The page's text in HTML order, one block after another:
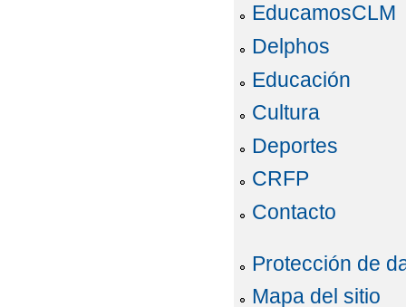
EducamosCLM
Delphos
Educación
Cultura
Deportes
CRFP
Contacto
Protección de
Mapa del sitio